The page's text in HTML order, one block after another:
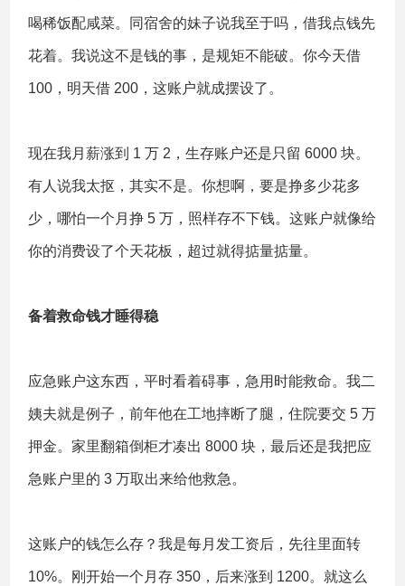
喝稀饭配咸菜。同宿舍的妹子说我至于吗，借我点钱先
花着。我说这不是钱的事，是规矩不能破。你今天借
100，明天借 200，这账户就成摆设了。
现在我月薪涨到 1 万 2，生存账户还是只留 6000 块。
有人说我太抠，其实不是。你想啊，要是挣多少花多
少，哪怕一个月挣 5 万，照样存不下钱。这账户就像给
你的消费设了个天花板，超过就得掂量掂量。
备着救命钱才睡得稳
应急账户这东西，平时看着碍事，急用时能救命。我二
姨夫就是例子，前年他在工地摔断了腿，住院要交 5 万
押金。家里翻箱倒柜才凑出 8000 块，最后还是我把应
急账户里的 3 万取出来给他救急。
这账户的钱怎么存？我是每月发工资后，先往里面转
10%。刚开始一个月存 350，后来涨到 1200。就这么